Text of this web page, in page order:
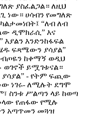
ያስፈልጋል። ለዚህ
ነው። ሀሳብን የመግለጽ
“ለብ ለብ
ዲሞክራሲ” እና
እያልን እንድንከፋፍል
ፍጻሜውን ያሳያል”
ከቀማኝ ወዲህ
ይሟገቱናል።
ያሳያል” - የትም ፍጪው
ነገሩ- ለሚሉት ደግሞ
ስንቱ ሥልጣን ላይ ከወጣ
የጠፋው የሚሉ
አጣጥመን መጓዝ